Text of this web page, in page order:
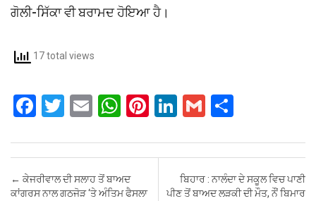
ਗੋਲੀ-ਸਿੱਕਾ ਵੀ ਬਰਾਮਦ ਹੋਇਆ ਹੈ।
17 total views
F
ce
b
T
tt
er
E
ail
W
at
s
Pi
er
Li
ke
dI
G
ail ar
e
Post navigation
← ਕੇਜਰੀਵਾਲ ਦੀ ਸਲਾਹ ਤੋਂ ਬਾਅਦ
ਕਾਂਗਰਸ ਨਾਲ ਗਠਜੋੜ ‘ਤੇ ਅੰਤਿਮ ਫੈਸਲਾ
ਬਿਹਾਰ : ਨਾਲੰਦਾ ਦੇ ਸਕੂਲ ਵਿਚ ਪਾਣੀ
ਪੀਣ ਤੋਂ ਬਾਅਦ ਲੜਕੀ ਦੀ ਮੌਤ, ਨੌਂ ਬਿਮਾਰ